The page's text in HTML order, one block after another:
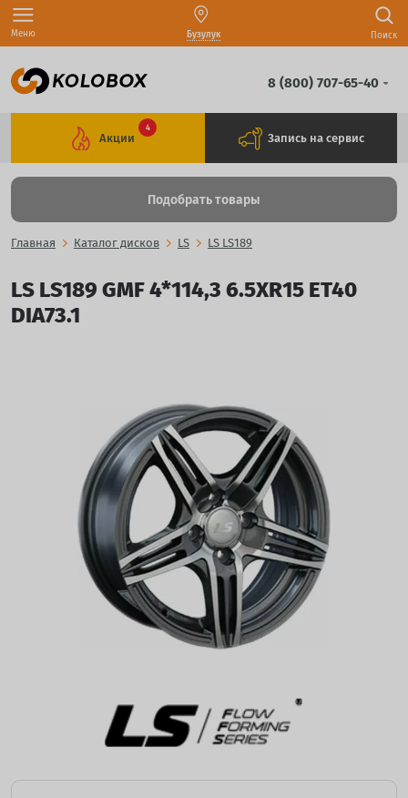
Меню Бузулук Поиск
8 (800) 707-65-40
Акции
4
Запись на сервис
Подобрать товары
Главная Каталог дисков LS LS LS189
LS LS189 GMF 4*114,3 6.5XR15 ET40
DIA73.1